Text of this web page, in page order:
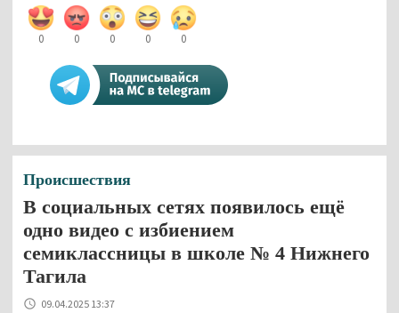
0 0 0 0 0
Происшествия
В социальных сетях появилось ещё
одно видео с избиением
семиклассницы в школе № 4 Нижнего
Тагила
09.04.2025 13:37